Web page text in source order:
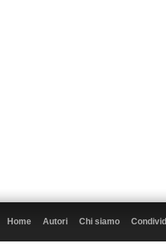
Home Autori Chi siamo